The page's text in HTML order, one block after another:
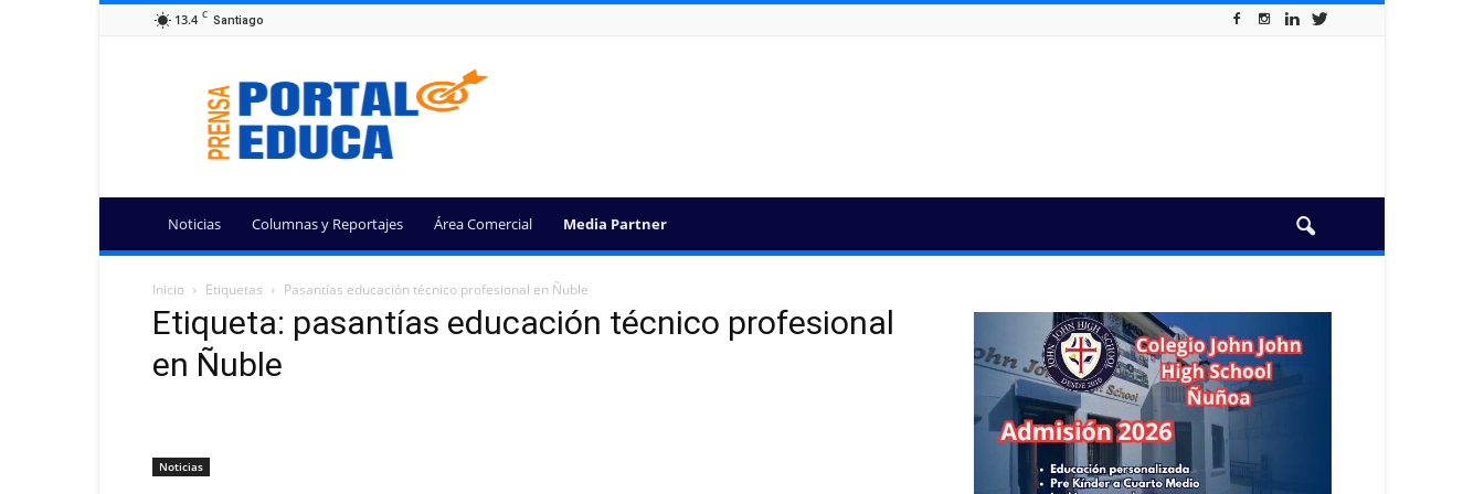
13.4 C Santiago
Portal
Educa
Noticias Columnas y Reportajes Área Comercial Media Partner
Inicio Etiquetas Pasantías educación técnico profesional en Ñuble
Etiqueta: pasantías educación técnico profesional
en Ñuble
Noticias